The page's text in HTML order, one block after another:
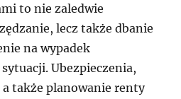
to nie zaledwie
lecz także dbanie
na wypadek
Ubezpieczenia,
a także planowanie renty